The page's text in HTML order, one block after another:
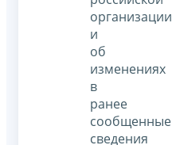
организации
и
об
изменениях
в
ранее
сообщенные
сведения